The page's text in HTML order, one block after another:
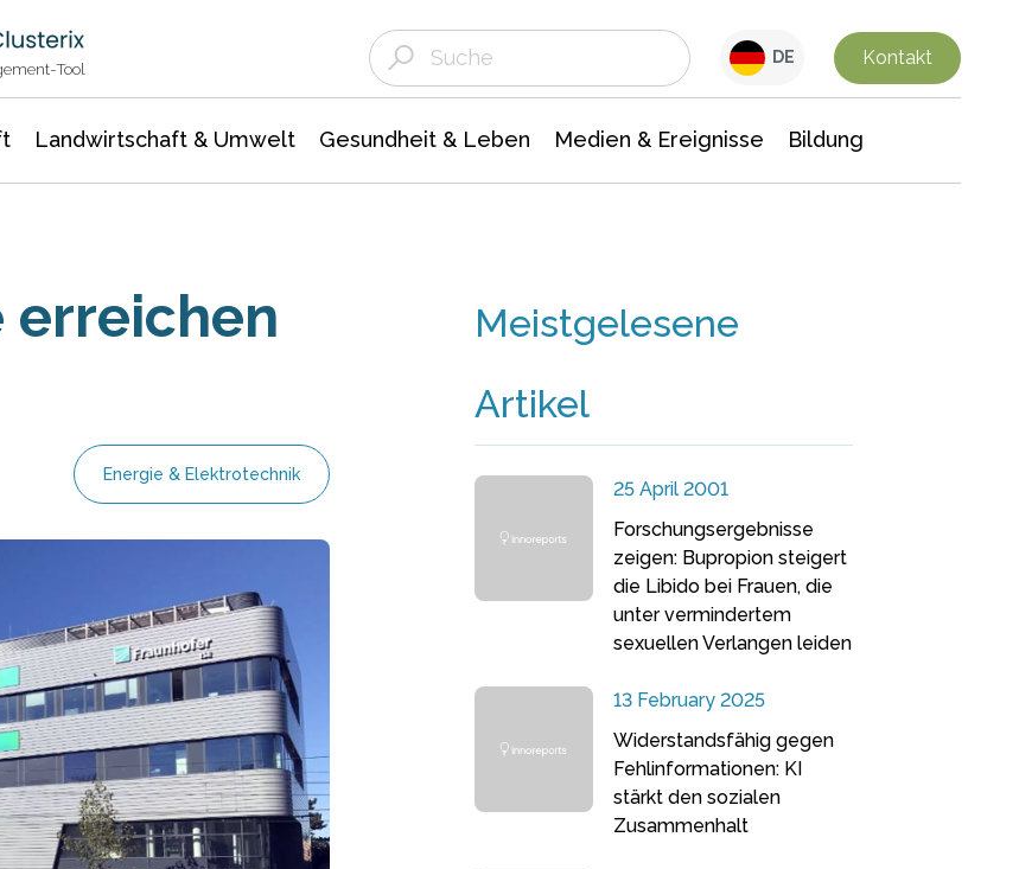
Tool
DE Kontakt
Landwirtschaft & Umwelt Gesundheit & Leben Medien & Ereignisse Bildung
erreichen
Energie & Elektrotechnik
Meistgelesene
Artikel
25 April 2001
Forschungsergebnisse
zeigen: Bupropion steigert
die Libido bei Frauen, die
unter vermindertem
sexuellen Verlangen leiden
13 February 2025
Widerstandsfähig gegen
Fehlinformationen: KI
stärkt den sozialen
Zusammenhalt